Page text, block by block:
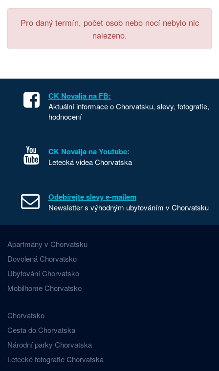
Pro daný termín, počet osob nebo nocí nebylo nic
nalezeno.
CK Novalja na FB:
Aktuální informace o Chorvatsku, slevy, fotografie,
hodnocení
CK Novalja na Youtube:
Letecká videa Chorvatska
Odebírejte slevy e-mailem
Newsletter s výhodným ubytováním v Chorvatsku
Apartmány v Chorvatsku
Dovolená Chorvatsko
Ubytování Chorvatsko
Mobilhome Chorvatsko
Chorvatsko
Cesta do Chorvatska
Národní parky Chorvatska
Letecké fotografie Chorvatska